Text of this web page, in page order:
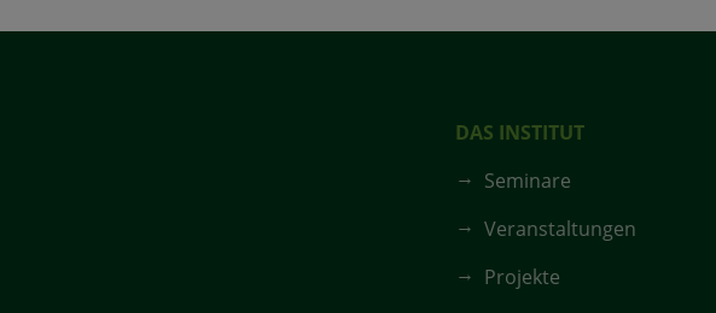
DAS INSTITUT
Seminare
Veranstaltungen
Projekte